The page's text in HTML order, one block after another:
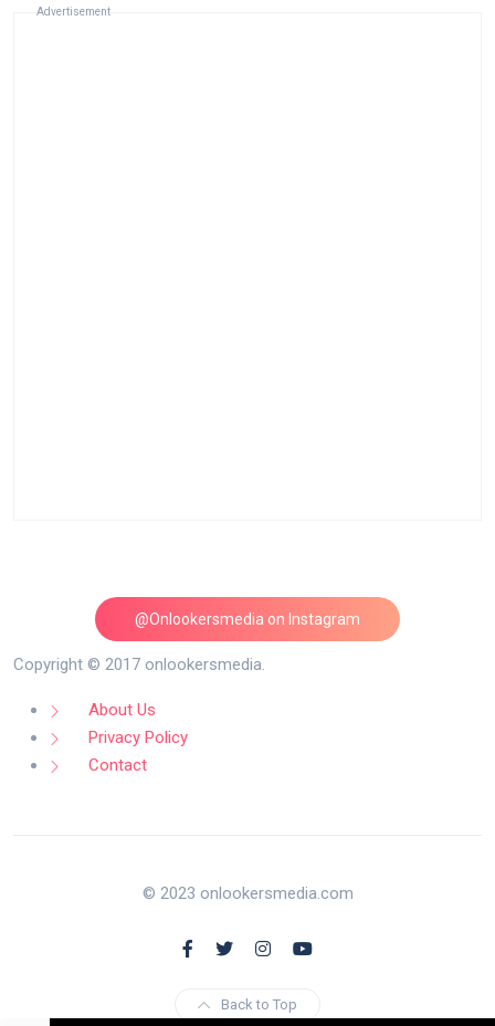
Advertisement
@Onlookersmedia on Instagram
Follow on Instagram
Copyright © 2017 onlookersmedia.
About Us
Privacy Policy
Contact
© 2023 onlookersmedia.com
Back to Top